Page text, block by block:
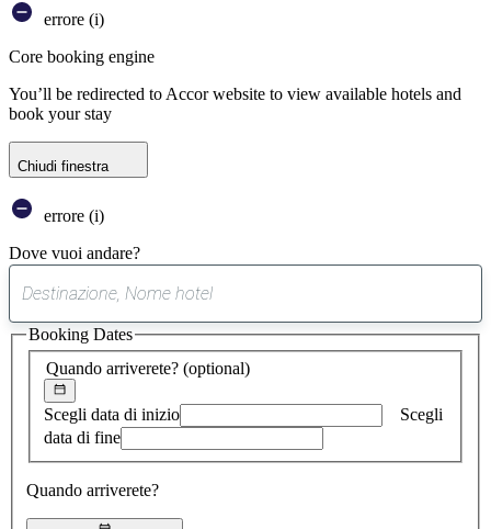
errore (i)
Core booking engine
You’ll be redirected to Accor website to view available hotels and
book your stay
Chiudi finestra
errore (i)
Dove vuoi andare?
suggerimento
trovato
Quando arriverete? (optional)
Scegli data di inizio
Scegli
data di fine
Quando arriverete?
Booking Dates